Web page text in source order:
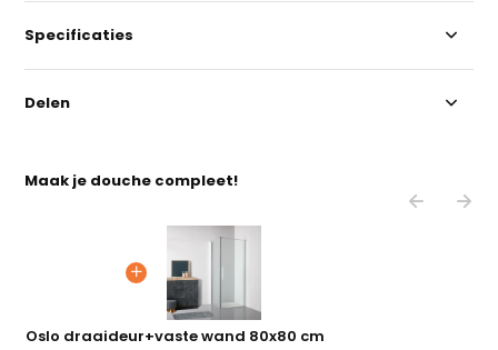
Maak je douche compleet!
Oslo draaideur+vaste wand 80x80 cm
Specificaties
Delen